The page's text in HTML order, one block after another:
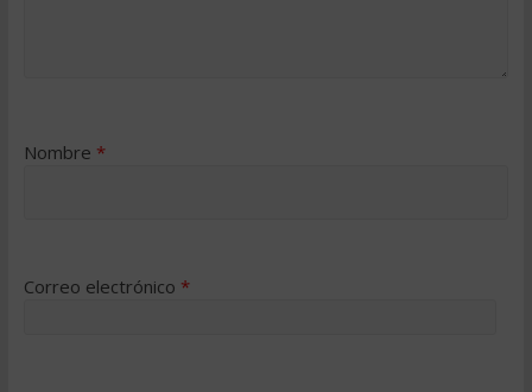
Nombre *
Correo electrónico *